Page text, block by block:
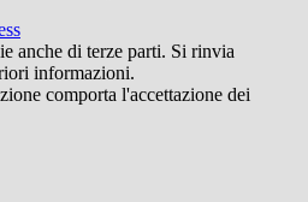
anche di terze parti. Si rinvia
informazioni.
comporta l'accettazione dei